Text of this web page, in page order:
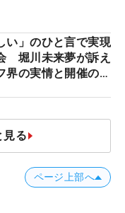
い」のひと言で実現
堀川未来夢が訴え
界の実情と開催の舞
見る
ページ上部へ